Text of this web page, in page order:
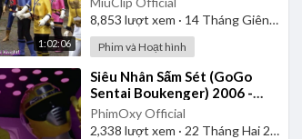
1:02:06
8,853 lượt xem · 14 Tháng Giêng 2025
Phim và Hoạt hình
⁣Siêu Nhân Sấm Sét (GoGo
Sentai Boukenger) 2006 -
Tập 1 | Thuyết Minh
PhimOxy Official
2,338 lượt xem · 22 Tháng Hai 2025